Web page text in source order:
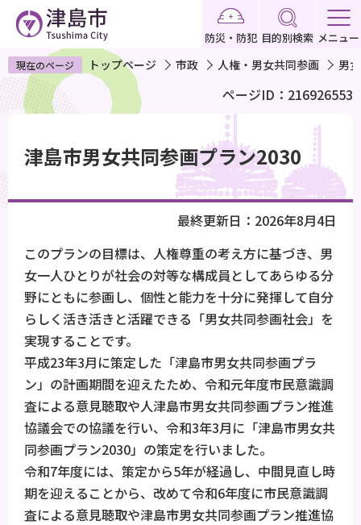
ペ
ー
ジ
で
す
防災・防犯 目的別検索 メニュー
現在のページ トップページ 市政 人権・男女共同参画 男
ページID：216926553
津島市男女共同参画プラン2030
最終更新日：2026年8月4日
このプランの目標は、人権尊重の考え方に基づき、男
女一人ひとりが社会の対等な構成員としてあらゆる分
野にともに参画し、個性と能力を十分に発揮して自分
らしく活き活きと活躍できる「男女共同参画社会」を
実現することです。
平成23年3月に策定した「津島市男女共同参画プラ
ン」の計画期間を迎えたため、令和元年度市民意識調
査による意見聴取や人津島市男女共同参画プラン推進
協議会での協議を行い、令和3年3月に「津島市男女共
同参画プラン2030」の策定を行いました。
令和7年度には、策定から5年が経過し、中間見直し時
期を迎えることから、改めて令和6年度に市民意識調
査による意見聴取や津島市男女共同参画プラン推進協